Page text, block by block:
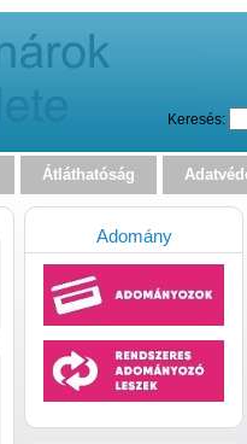
Keresés:
Átláthatóság
Adomány